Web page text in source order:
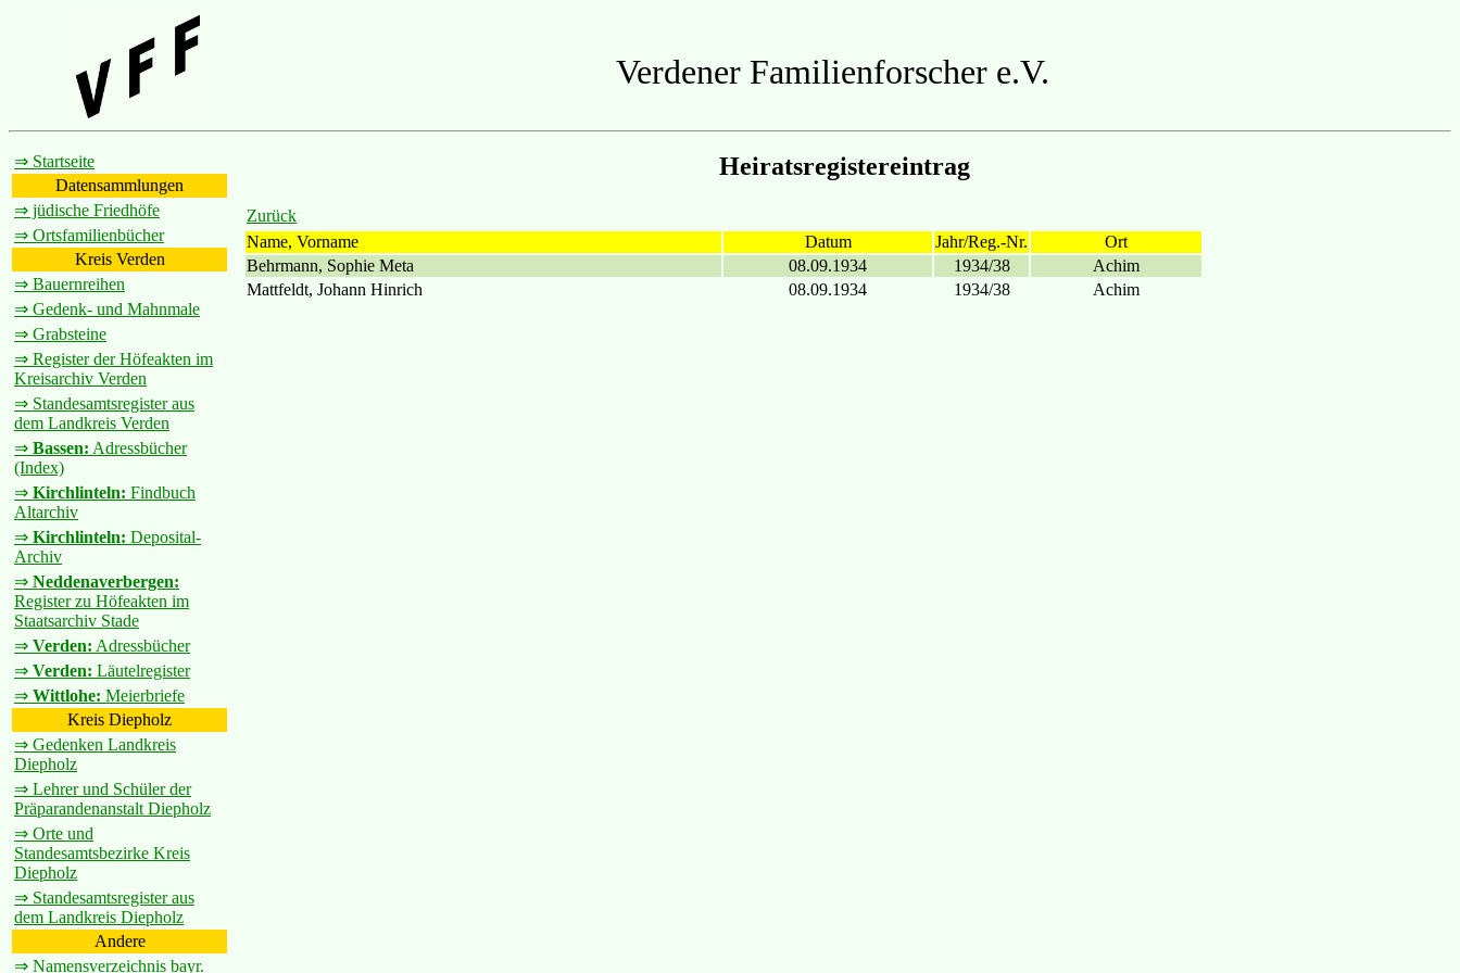
Verdener Familienforscher e.V.
⇒ Startseite
Datensammlungen
⇒ jüdische Friedhöfe
⇒ Ortsfamilienbücher
Kreis Verden
⇒ Bauernreihen
⇒ Gedenk- und Mahnmale
⇒ Grabsteine
⇒ Register der Höfeakten im
Kreisarchiv Verden
⇒ Standesamtsregister aus
dem Landkreis Verden
⇒ Bassen: Adressbücher
(Index)
⇒ Kirchlinteln: Findbuch
Altarchiv
⇒ Kirchlinteln: Deposital-
Archiv
⇒ Neddenaverbergen:
Register zu Höfeakten im
Staatsarchiv Stade
⇒ Verden: Adressbücher
⇒ Verden: Läutelregister
⇒ Wittlohe: Meierbriefe
Kreis Diepholz
⇒ Gedenken Landkreis
Diepholz
⇒ Lehrer und Schüler der
Präparandenanstalt Diepholz
⇒ Orte und
Standesamtsbezirke Kreis
Diepholz
⇒ Standesamtsregister aus
dem Landkreis Diepholz
Andere
⇒ Namensverzeichnis bayr.
Heiratsregistereintrag
Zurück
Name, Vorname
Datum Jahr/Reg.-Nr.
Ort
Behrmann, Sophie Meta
08.09.1934 1934/38
Achim
Mattfeldt, Johann Hinrich
08.09.1934 1934/38 Achim